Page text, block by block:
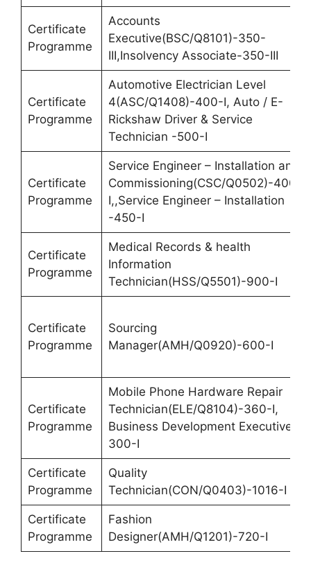
Certificate
Programme
Accounts
Executive(BSC/Q8101)-350-
III,Insolvency Associate-350-III
Certificate
Programme
Automotive Electrician Level
4(ASC/Q1408)-400-I, Auto / E-
Rickshaw Driver & Service
Technician -500-I
Certificate
Programme
Service Engineer – Installation and
Commissioning(CSC/Q0502)-400-
I,,Service Engineer – Installation
-450-I
Certificate
Programme
Medical Records & health
Information
Technician(HSS/Q5501)-900-I
Certificate
Programme
Sourcing
Manager(AMH/Q0920)-600-I
Certificate
Programme
Mobile Phone Hardware Repair
Technician(ELE/Q8104)-360-I,
Business Development Executive-
300-I
Certificate
Programme
Quality
Technician(CON/Q0403)-1016-I
Certificate
Programme
Fashion
Designer(AMH/Q1201)-720-I